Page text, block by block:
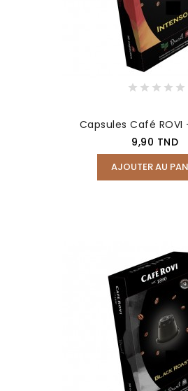
Capsules Café
Prix
9,90 TND
AJOUTER AU